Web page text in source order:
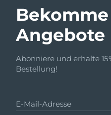
Angebote
Abonniere und erhalte
Bestellung!
E-Mail-Adresse